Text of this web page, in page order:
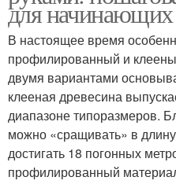
для начинающих
В настоящее время
профилированный и
двумя вариантами
клееная древесина
диапазоне типоразмеров.
можно «сращивать» в
достигать 18 погонных
профилированный